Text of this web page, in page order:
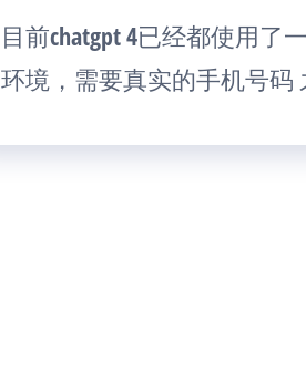
目前chatgpt 4已经都使用了
环境，需要真实的手机号码